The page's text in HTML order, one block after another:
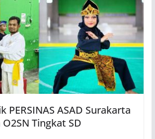
PERSINAS ASAD Surakarta
O2SN Tingkat SD